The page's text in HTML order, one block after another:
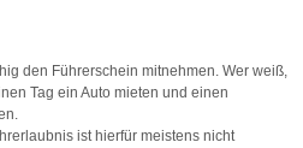
den Führerschein mitnehmen. Wer weiß,
Tag ein Auto mieten und einen
ist hierfür meistens nicht